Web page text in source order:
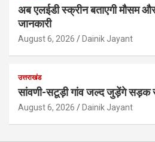
अब एलईडी स्क्रीन बताएगी मौसम
जानकारी
August 6, 2026 Dainik Jayant
उत्तराखंड
सांवणी-सटूड़ी गांव जल्द जुड़ेंगे सड़क
August 6, 2026 Dainik Jayant